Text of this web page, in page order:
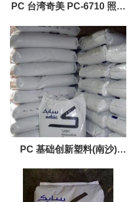
PC 台湾奇美 PC-6710 照明
灯具
PC 基础创新塑料(南沙)
EXL1414 易加工 流动性